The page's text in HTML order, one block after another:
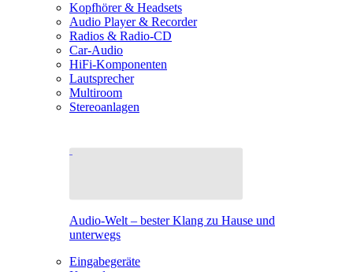
Kopfhörer & Headsets
Audio Player & Recorder
Radios & Radio-CD
Car-Audio
HiFi-Komponenten
Lautsprecher
Multiroom
Stereoanlagen
Audio-Welt – bester Klang zu Hause und
unterwegs
Eingabegeräte